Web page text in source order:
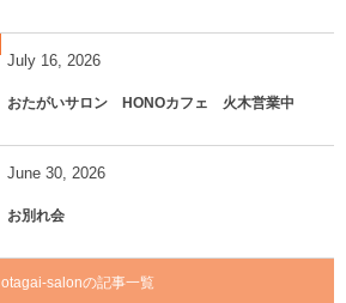
July 16 2026
おたがいサロン HONOカフェ 火木営業中
June 30 2026
お別れ会
otagai-salonの記事一覧